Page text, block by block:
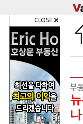
CLOSE
부